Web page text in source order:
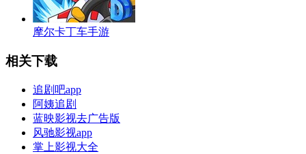
摩尔卡丁车手游
相关下载
追剧吧app
阿姨追剧
蓝映影视去广告版
风驰影视app
掌上影视大全